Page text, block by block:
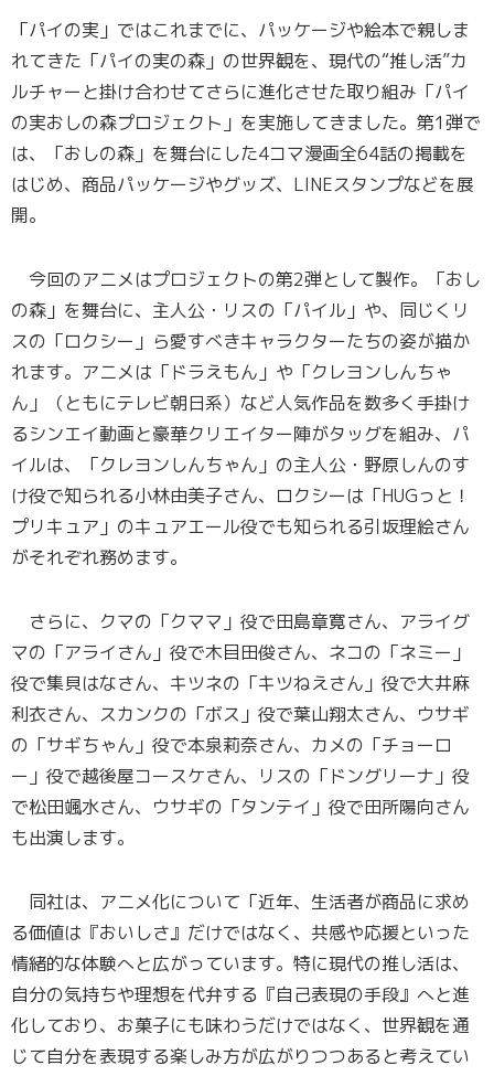
「パイの実」ではこれまでに、パッケージや絵本で親しま
れてきた「パイの実の森」の世界観を、現代の“推し活”カ
ルチャーと掛け合わせてさらに進化させた取り組み「パイ
の実おしの森プロジェクト」を実施してきました。第1弾で
は、「おしの森」を舞台にした4コマ漫画全64話の掲載を
はじめ、商品パッケージやグッズ、LINEスタンプなどを展
開。
今回のアニメはプロジェクトの第2弾として製作。「おし
の森」を舞台に、主人公・リスの「パイル」や、同じくリ
スの「ロクシー」ら愛すべきキャラクターたちの姿が描か
れます。アニメは「ドラえもん」や「クレヨンしんちゃ
ん」（ともにテレビ朝日系）など人気作品を数多く手掛け
るシンエイ動画と豪華クリエイター陣がタッグを組み、パ
イルは、「クレヨンしんちゃん」の主人公・野原しんのす
け役で知られる小林由美子さん、ロクシーは「HUGっと！
プリキュア」のキュアエール役でも知られる引坂理絵さん
がそれぞれ務めます。
さらに、クマの「クママ」役で田島章寛さん、アライグ
マの「アライさん」役で木目田俊さん、ネコの「ネミー」
役で集貝はなさん、キツネの「キツねえさん」役で大井麻
利衣さん、スカンクの「ボス」役で葉山翔太さん、ウサギ
の「サギちゃん」役で本泉莉奈さん、カメの「チョーロ
ー」役で越後屋コースケさん、リスの「ドングリーナ」役
で松田颯水さん、ウサギの「タンテイ」役で田所陽向さん
も出演します。
同社は、アニメ化について「近年、生活者が商品に求め
る価値は『おいしさ』だけではなく、共感や応援といった
情緒的な体験へと広がっています。特に現代の推し活は、
自分の気持ちや理想を代弁する『自己表現の手段』へと進
化しており、お菓子にも味わうだけではなく、世界観を通
じて自分を表現する楽しみ方が広がりつつあると考えてい